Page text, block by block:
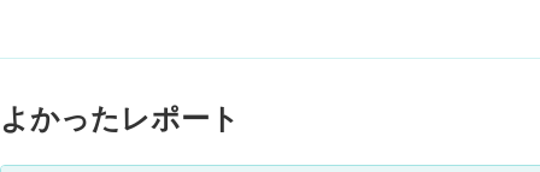
よかったレポート